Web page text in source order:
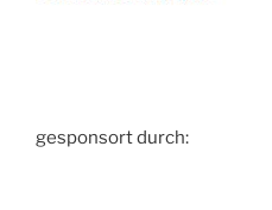
gesponsort durch: